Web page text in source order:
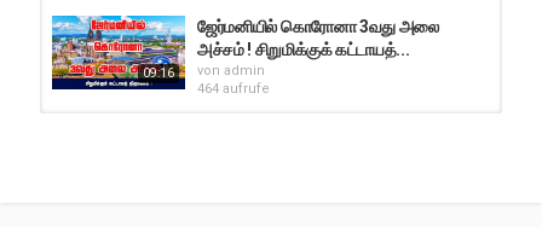
09:16
ஜேர்மனியில் கொரோனா 3வது அலை
அச்சம் ! சிறுமிக்குக் கட்டாயத்...
von admin
464 aufrufe